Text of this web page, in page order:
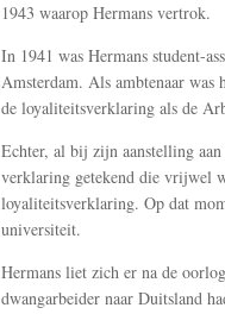
1943 waarop Hermans vertrok.
In 1941 was Hermans student-
Amsterdam. Als ambtenaar
de loyaliteitsverklaring als de
Echter, al bij zijn aanstelling
verklaring getekend die vrijwel
loyaliteitsverklaring. Op dat
universiteit.
Hermans liet zich er na de
dwangarbeider naar Duitsland